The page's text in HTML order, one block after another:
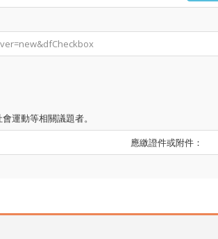
運動等相關議題者。
應繳證件或附件：